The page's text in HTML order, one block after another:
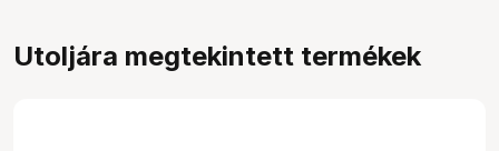
Utoljára megtekintett termékek